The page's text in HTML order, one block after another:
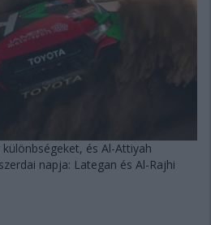
és Al-Attiyah
napja: Lategan és Al-Rajhi